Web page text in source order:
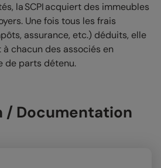
la SCPI acquiert des immeubles
Une fois tous les frais
assurance, etc.) déduits, elle
chacun des associés en
de parts détenu.
/ Documentation